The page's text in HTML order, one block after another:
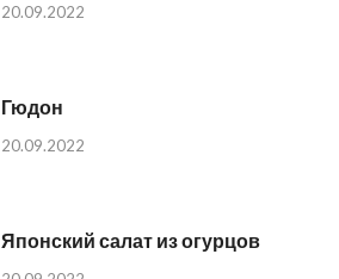
20.09.2022
Гюдон
20.09.2022
Японский салат из огурцов